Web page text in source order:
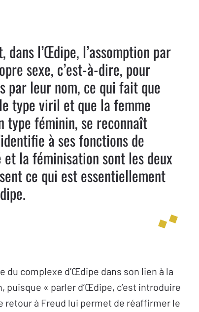
dans l’Œdipe, l’assomption par
sexe, c’est-à-dire, pour
par leur nom, ce qui fait que
type viril et que la femme
type féminin, se reconnaît
à ses fonctions de
la féminisation sont les deux
ce qui est essentiellement
du complexe d’Œdipe dans son lien à la
« parler d’Œdipe, c’est introduire
retour à Freud lui permet de réaffirmer le